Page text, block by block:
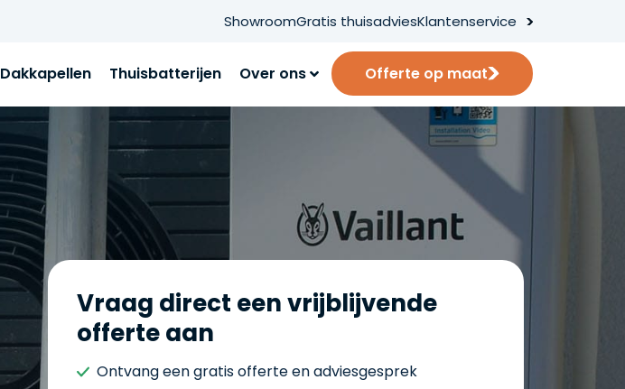
ShowroomGratis thuisadviesKlantenservice
Dakkapellen Thuisbatterijen Over ons Offerte op maat
Vraag direct een vrijblijvende
offerte aan
Ontvang een gratis offerte en adviesgesprek